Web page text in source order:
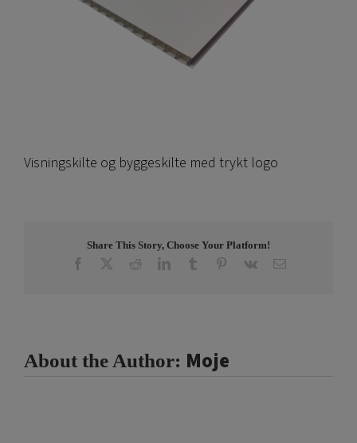
Visningskilte og byggeskilte med trykt logo
Share This Story, Choose Your Platform!
Facebook RedditLinkedInTumblr Pinterest
Vk Email
About the Author: Moje